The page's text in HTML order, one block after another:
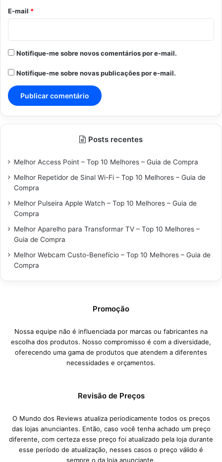
*
E-mail *
Notifique-me sobre novos comentários por e-mail.
Notifique-me sobre novas publicações por e-mail.
Posts recentes
Melhor Access Point – Top 10 Melhores – Guia de Compra
Melhor Repetidor de Sinal Wi-Fi – Top 10 Melhores – Guia de
Compra
Melhor Pulseira Apple Watch – Top 10 Melhores – Guia de
Compra
Melhor Aparelho para Transformar TV – Top 10 Melhores –
Guia de Compra
Melhor Webcam Custo-Benefício – Top 10 Melhores – Guia de
Compra
Promoção
Nossa equipe não é influenciada por marcas ou fabricantes na
escolha dos produtos. Nosso compromisso é com a diversidade,
oferecendo uma gama de produtos que atendem a diferentes
necessidades e orçamentos.
Revisão de Preços
O Mundo dos Reviews atualiza periodicamente todos os preços
das lojas anunciantes. Então, caso você tenha achado um preço
diferente, com certeza esse preço foi atualizado pela loja durante
esse período de atualização, nesses casos o preço válido é
sempre o da loja anunciante.